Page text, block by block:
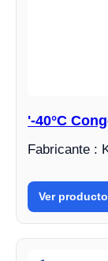
'-40°C
Fabricante :
Ver producto